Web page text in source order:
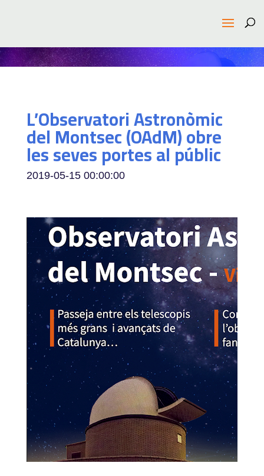
L’Observatori Astronòmic
del Montsec (OAdM) obre
les seves portes al públic
2019-05-15 00:00:00